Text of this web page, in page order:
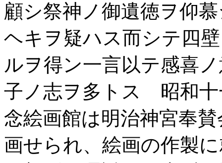
顧シ祭神ノ御遺徳ヲ仰
ヘキヲ疑ハス而シテ四
ルヲ得ン一言以テ感喜
子ノ志ヲ多トス 昭和
念絵画館は明治神宮奉
画せられ、絵画の作製